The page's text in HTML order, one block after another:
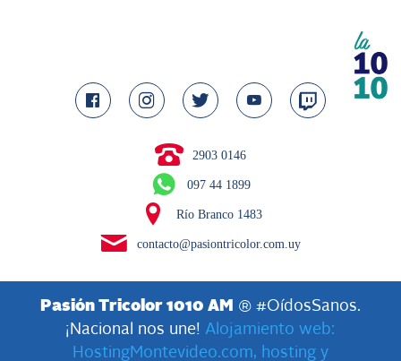
2903 0146
097 44 1899
Río Branco 1483
contacto@pasiontricolor.com.uy
Pasión Tricolor 1010 AM
® #OídosSanos.
¡Nacional nos une! Alojamiento web:
HostingMontevideo.com, hosting y